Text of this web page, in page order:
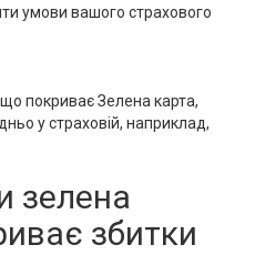
умови вашого страхового
покриває Зелена карта,
у страховій, наприклад,
зелена
збитки